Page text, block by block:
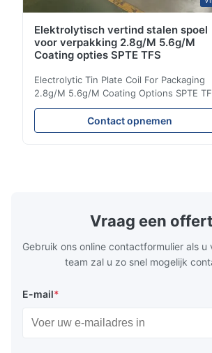
Elektrolytisch vertind stalen spoel
voor verpakking 2.8g/M 5.6g/M
Coating opties SPTE TFS
Electrolytic Tin Plate Coil For Packaging
2.8g/M 5.6g/M Coating Options SPTE
Electrolytic Tin Plate Coil for Packaging -
2.8/2.8 & 5.6/5.6g/m Coating Options
TFS Electrolytic Tin Plate (ETP)
specifically for
Contact opnemen
Vraag een
Gebruik ons online contactformulier als u
team zal u zo snel mogelijk
E-mail*